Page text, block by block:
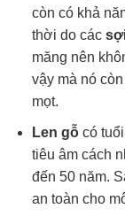
còn có khả
thời do các
măng nên
vậy mà nó
mọt.
Len gỗcó tuổi
tiêu âm cách
đến 50 năm.
an toàn cho